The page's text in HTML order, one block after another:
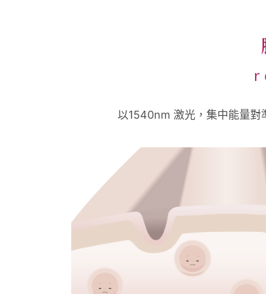
以1540nm 激光，集中能量對